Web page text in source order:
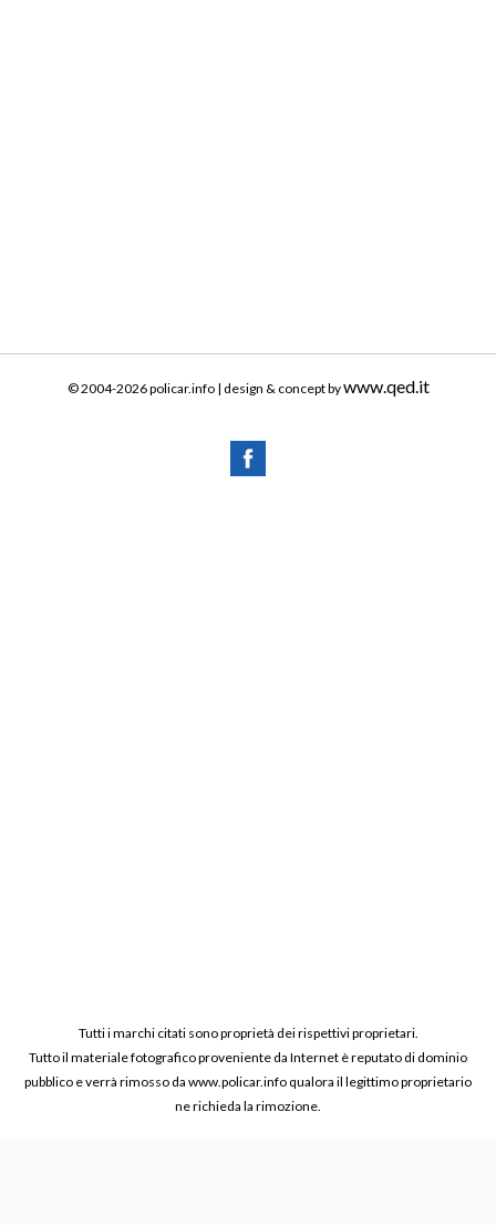
© 2004-2026 policar.info | design & concept bywww.qed.it
Tutti i marchi citati sono proprietà dei rispettivi proprietari.
Tutto il materiale fotografico proveniente da Internet è reputato di dominio
pubblico e verrà rimosso da www.policar.info qualora il legittimo proprietario
ne richieda la rimozione.